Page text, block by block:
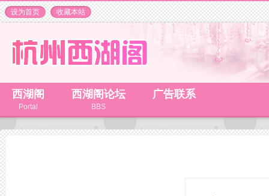
设为首页 收藏本站
西湖阁
Portal
西湖阁论坛
BBS
广告联系